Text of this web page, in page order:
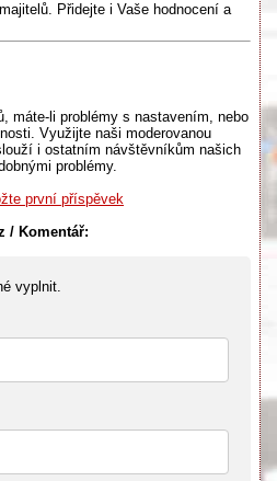
Přidejte i Vaše hodnocení a
máte-li problémy s nastavením, nebo
Využijte naši moderovanou
i ostatním návštěvníkům našich
problémy.
první příspěvek
/ Komentář:
vyplnit.